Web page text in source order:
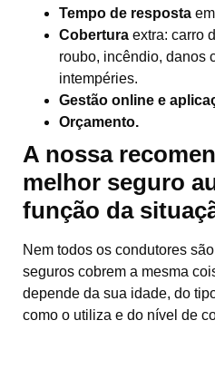
Tempo de resposta
Cobertura extra: carro
roubo, incêndio, danos
intempéries.
Gestão online e
Orçamento.
A nossa
melhor seguro
função da
Nem todos os condutores
seguros cobrem a mesma
depende da sua idade, do
como o utiliza e do nível de